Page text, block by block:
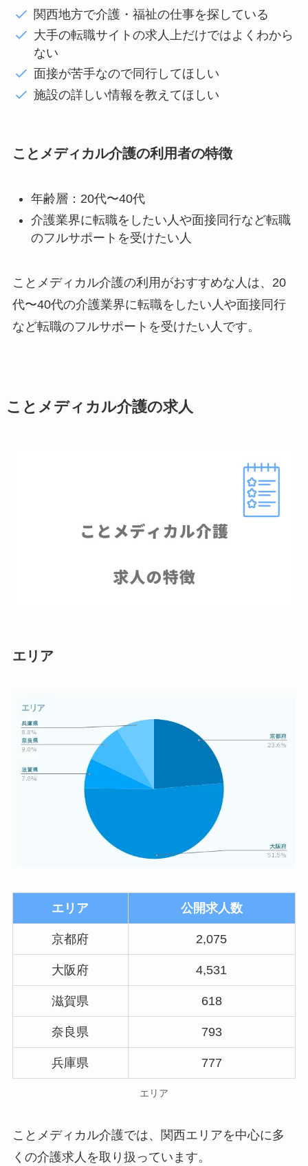
関西地方で介護・福祉の仕事を探している
大手の転職サイトの求人上だけではよくわから
ない
面接が苦手なので同行してほしい
施設の詳しい情報を教えてほしい
ことメディカル介護の利用者の特徴
年齢層：20代〜40代
介護業界に転職をしたい人や面接同行など転職
のフルサポートを受けたい人
ことメディカル介護の利用がおすすめな人は、20
代〜40代の介護業界に転職をしたい人や面接同行
など転職のフルサポートを受けたい人です。
ことメディカル介護の求人
エリア
エリア 公開求人数
京都府 2,075
大阪府 4,531
滋賀県 618
奈良県 793
兵庫県 777
エリア
ことメディカル介護では、関西エリアを中心に多
くの介護求人を取り扱っています。